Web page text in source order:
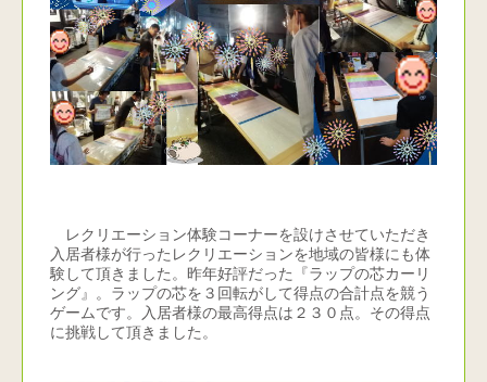
レクリエーション体験コーナーを設けさせていただき
入居者様が行ったレクリエーションを地域の皆様にも体
験して頂きました。昨年好評だった『ラップの芯カーリ
ング』。ラップの芯を３回転がして得点の合計点を競う
ゲームです。入居者様の最高得点は２３０点。その得点
に挑戦して頂きました。